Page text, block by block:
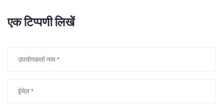
एक टिप्पणी लिखें